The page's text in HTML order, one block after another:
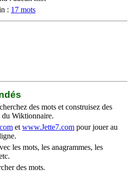
: 17 mots
des mots et construisez des
du Wiktionnaire.
et www.Jette7.com pour jouer au
les mots, les anagrammes, les
des mots.